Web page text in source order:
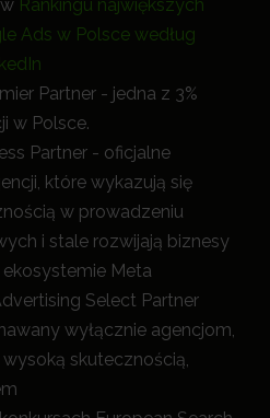
Rankingu największych
Ads w Polsce według
Partner - jedna z 3%
w Polsce.
Partner - oficjalne
które wykazują się
w prowadzeniu
i stale rozwijają biznesy
Meta
Select Partner
wyłącznie agencjom,
skutecznością,